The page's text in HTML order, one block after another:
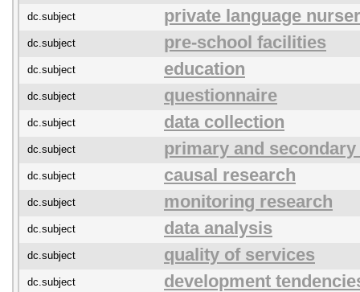
dc.subject private language
dc.subject pre-school facilities
dc.subject education
dc.subject questionnaire
dc.subject data collection
dc.subject primary and secondary
dc.subject causal research
dc.subject monitoring research
dc.subject data analysis
dc.subject quality of services
dc.subject development